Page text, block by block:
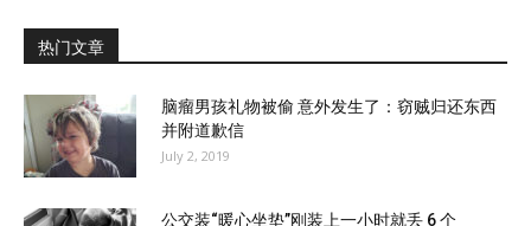
热门文章
脑瘤男孩礼物被偷 意外发生了：窃贼归还东西
并附道歉信
July 2, 2019
公交装“暖心坐垫”刚装上一小时就丢 6 个